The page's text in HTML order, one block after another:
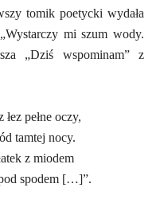
tomik poetycki wydała
mi szum wody.
„Dziś wspominam” z
pełne oczy,
tamtej nocy.
z miodem
spodem […]”.